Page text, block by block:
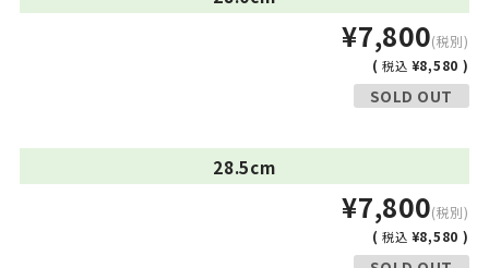
¥7,800(税別)
(税込 ¥8,580 )
SOLD OUT
28.5cm
¥7,800(税別)
(税込 ¥8,580 )